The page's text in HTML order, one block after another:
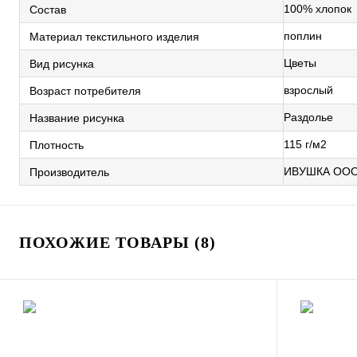
Состав 100% хлопок
Материал текстильного изделия поплин
Вид рисунка Цветы
Возраст потребителя взрослый
Название рисунка Раздолье
Плотность 115 г/м2
Производитель ИВУШКА
ПОХОЖИЕ ТОВАРЫ (8)